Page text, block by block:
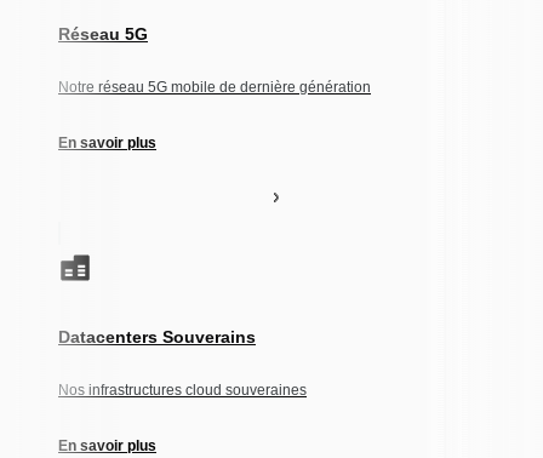
Réseau 5G
Notre réseau 5G mobile de dernière génération
En savoir plus
Datacenters Souverains
Nos infrastructures cloud souveraines
En savoir plus